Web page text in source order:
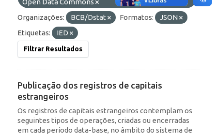
Open Data Commons
Organizações:
BCB/Dstat Formatos:
JSON
Etiquetas:
IED
Filtrar Resultados
Publicação dos registros de capitais
estrangeiros
Os registros de capitais estrangeiros contemplam os
seguintes tipos de operações, criadas ou encerradas
em cada período data-base, no âmbito do sistema de